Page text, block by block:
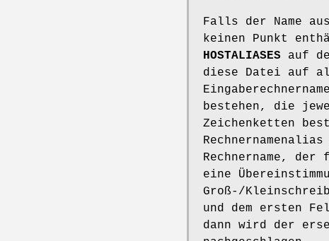
Falls der Name
keinen Punkt
HOSTALIASES auf
diese Datei auf
bestehen, die
Zeichenketten
Rechnername,
eine
Groß-/
und dem ersten
dann wird der